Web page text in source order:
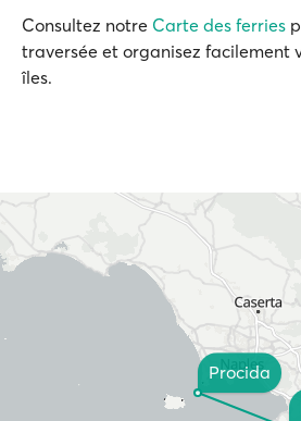
Consultez notre Carte des ferries
traversée et organisez facilement
îles.
Procida